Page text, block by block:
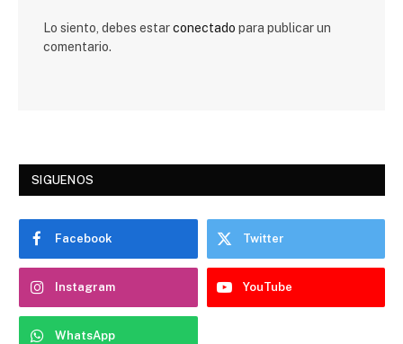
Lo siento, debes estarconectado para publicar un
comentario.
SIGUENOS
Facebook Twitter
Instagram YouTube
WhatsApp